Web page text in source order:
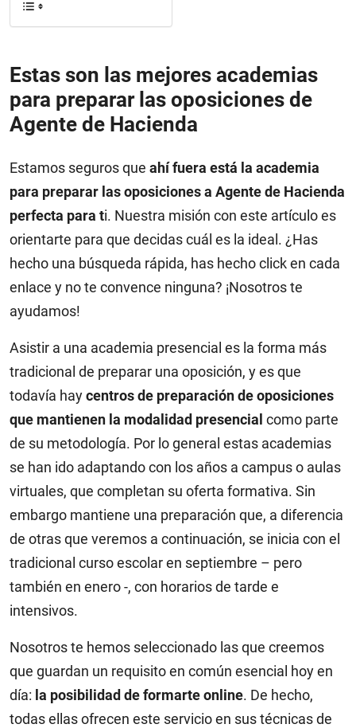
Estas son las mejores academias
para preparar las oposiciones de
Agente de Hacienda
Estamos seguros que ahí fuera está la academia
para preparar las oposiciones a Agente de Hacienda
perfecta para ti. Nuestra misión con este artículo es
orientarte para que decidas cuál es la ideal. ¿Has
hecho una búsqueda rápida, has hecho click en cada
enlace y no te convence ninguna? ¡Nosotros te
ayudamos!
Asistir a una academia presencial es la forma más
tradicional de preparar una oposición, y es que
todavía haycentros de preparación de oposiciones
que mantienen la modalidad presencial como parte
de su metodología. Por lo general estas academias
se han ido adaptando con los años a campus o aulas
virtuales, que completan su oferta formativa. Sin
embargo mantiene una preparación que, a diferencia
de otras que veremos a continuación, se inicia con el
tradicional curso escolar en septiembre – pero
también en enero -, con horarios de tarde e
intensivos.
Nosotros te hemos seleccionado las que creemos
que guardan un requisito en común esencial hoy en
día: la posibilidad de formarte online. De hecho,
todas ellas ofrecen este servicio en sus técnicas de